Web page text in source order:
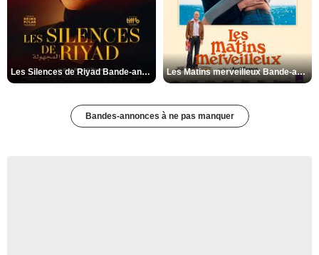
Les Silences de Riyad Bande-annonce VO STFR Les Matins merveilleux Bande-annonce VF
Bandes-annonces à ne pas manquer